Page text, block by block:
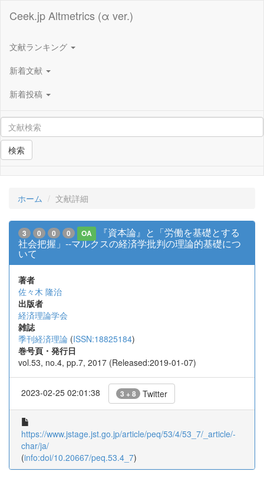
Ceek.jp Altmetrics (α ver.)
文献ランキング
新着文献
新着投稿
検索
ホーム 文献詳細
3 0 0 0 OA
『資本論』と「労働を基礎とする
社会把握」--マルクスの経済学批判の理論的基礎につ
いて
著者
佐々木 隆治
出版者
経済理論学会
雑誌
季刊経済理論 (ISSN:18825184)
巻号頁・発行日
vol.53, no.4, pp.7, 2017 (Released:2019-01-07)
2023-02-25 02:01:38 3 + 8 Twitter
https://www.jstage.jst.go.jp/article/peq/53/4/53_7/_article/-
char/ja/
(info:doi/10.20667/peq.53.4_7)